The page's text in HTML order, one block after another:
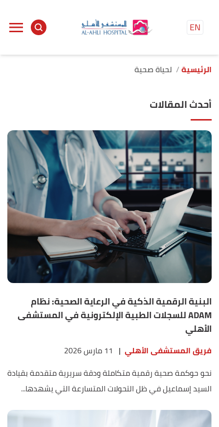
EN
الرئيسية لحياة صحية
أحدث المقالات
البنية الرقمية الذكية في الرعاية الصحية: نظام
ADAM للسجلات الطبية الإلكترونية في المستشفى
الأهلي
فريق المستشفى الأهلي | 11 مارس 2026
نحو حوكمة صحية رقمية متكاملة ودقة سريرية متقدمة بقيادة
السيد إسماعيل في ظل التحولات المتسارعة التي يشهدها...